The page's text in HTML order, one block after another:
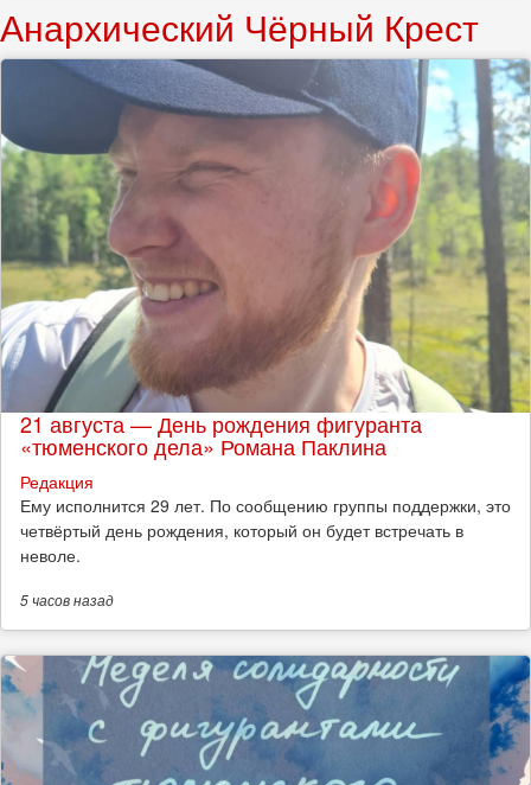
Анархический Чёрный Крест
21 августа — День рождения фигуранта
«тюменского дела» Романа Паклина
Редакция
Ему исполнится 29 лет. По сообщению группы поддержки, это
четвёртый день рождения, который он будет встречать в
неволе.
5 часовназад